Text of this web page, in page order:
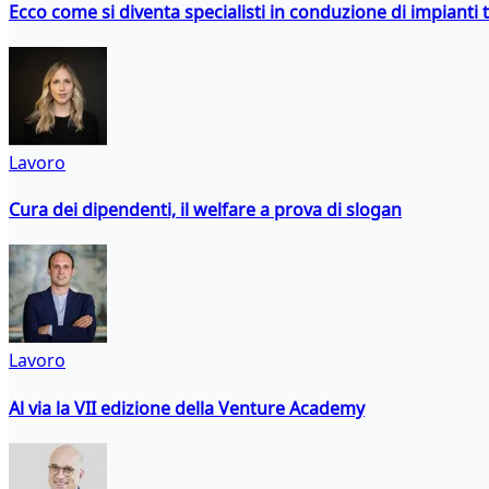
Ecco come si diventa specialisti in conduzione di impianti
Lavoro
Cura dei dipendenti, il welfare a prova di slogan
Lavoro
Al via la VII edizione della Venture Academy